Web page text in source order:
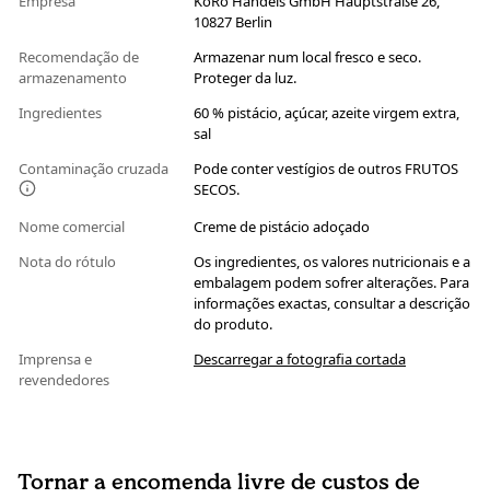
10827 Berlin
Recomendação de
armazenamento
Armazenar num local fresco e seco.
Proteger da luz.
Ingredientes
60 % pistácio, açúcar, azeite virgem extra,
sal
Contaminação cruzada
Pode conter vestígios de outros FRUTOS
SECOS.
Nome comercial
Creme de pistácio adoçado
Nota do rótulo
Os ingredientes, os valores nutricionais e a
embalagem podem sofrer alterações. Para
informações exactas, consultar a descrição
do produto.
Imprensa e
revendedores
Descarregar a fotografia cortada
Tornar a encomenda livre de custos de